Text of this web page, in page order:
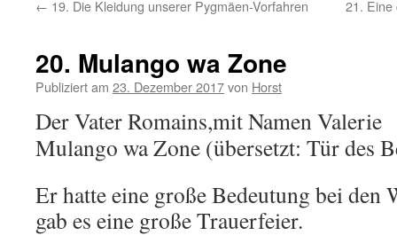
← 19. Die Kleidung unserer Pygmäen-Vorfahren 21. Eine
20. Mulango wa Zone
Publiziert am 23. Dezember 2017von Horst
Der Vater Romains,mit Namen Valerie
Mulango wa Zone (übersetzt: Tür des
Er hatte eine große Bedeutung bei den
gab es eine große Trauerfeier.